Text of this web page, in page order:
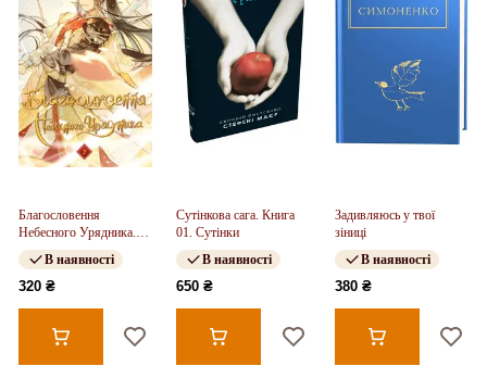
Благословення
Небесного Урядника.
Том 2
В наявності
320 ₴
Сутінкова сага. Книга
01. Сутінки
В наявності
650 ₴
Задивляюсь у твої
зіниці
В наявності
380 ₴